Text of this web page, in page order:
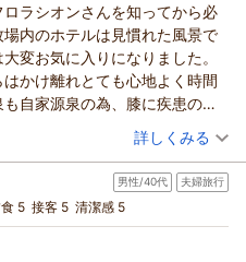
上げております。
（返信日：2026/06/28）
にご宿泊いただき誠にありが
きましたこと、重ねて御礼申
在をご提供できるよう努めて
を大切にお預かりし、サービ
上げております。
ラシオンさんを知ってから必
内のホテルは見慣れた風景で
変お気に入りになりました。
かけ離れとても心地よく時間
自家源泉の為、膝に疾患のあ
つとなりました。料理も季節
います（メイン料理は特にポ
も好感持て仕事に一生懸命な
い時期に予定しておりますの
（投稿日：2026/06/20）
)
【黒毛和牛ステーキのメイン料理デ
和室 朝・夕
人あたり/税込)
詳しくみる
男性/40代 夫婦旅行
5 接客 5 清潔感 5